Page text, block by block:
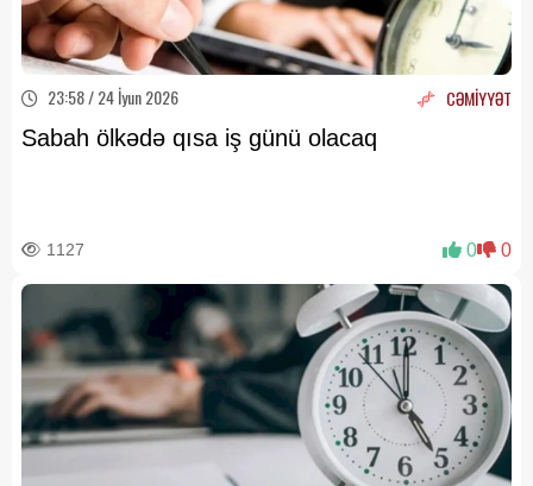
23:58 / 24 İyun 2026 CƏMİYYƏT
Sabah ölkədə qısa iş günü olacaq
1127 0 0